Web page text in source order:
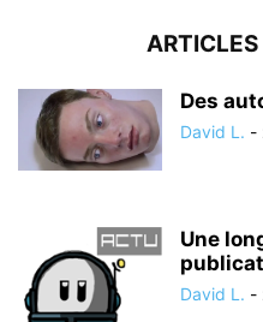
Des
David L. -
Une
David L. -